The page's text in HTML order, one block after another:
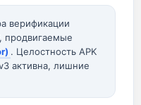
верификации
продвигаемые
. Целостность APK
активна, лишние